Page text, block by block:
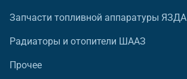
Запчасти топливной аппаратуры ЯЗДА
Радиаторы и отопители ШААЗ
Прочее